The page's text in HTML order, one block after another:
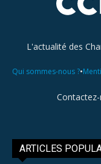
L'actualité des
Qui sommes-nous ?•
ARTICLES